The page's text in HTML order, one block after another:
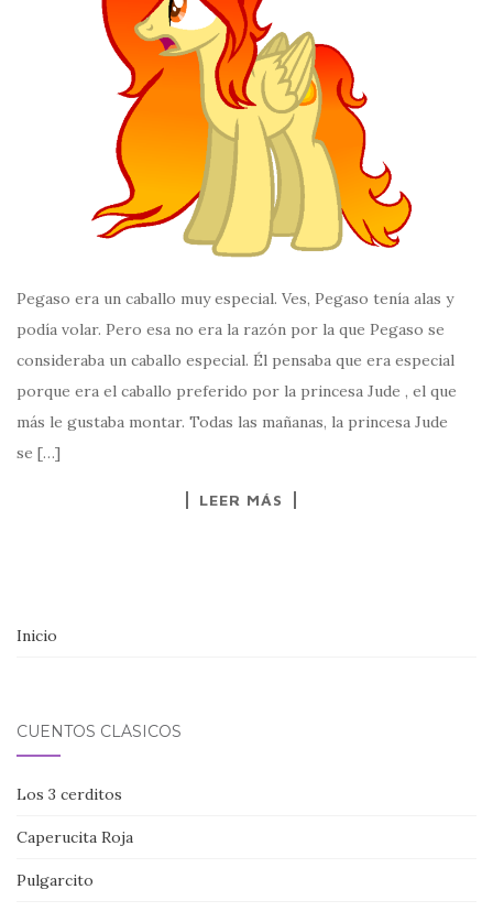
Pegaso era un caballo muy especial. Ves, Pegaso tenía alas y
podía volar. Pero esa no era la razón por la que Pegaso se
consideraba un caballo especial. Él pensaba que era especial
porque era el caballo preferido por la princesa Jude , el que
más le gustaba montar. Todas las mañanas, la princesa Jude
se […]
LEER MÁS
Inicio
CUENTOS CLÁSICOS
Los 3 cerditos
Caperucita Roja
Pulgarcito